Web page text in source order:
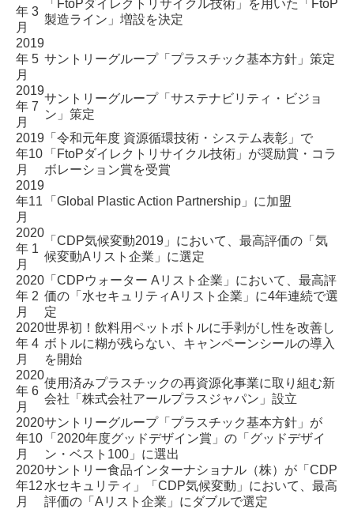
年 3
月
「FtoPダイレクトリサイクル技術」を用いた
「FtoP
製造ライン」増設を決定
2019
年 5
月
サントリーグループ「プラスチック基本方針」 策定
2019
年 7
月
サントリーグループ「サステナビリティ・ビジョ
ン」 策定
2019
年10
月
「令和元年度 資源循環技術・システム表彰」で
「FtoPダイレクトリサイクル技術」が奨励賞・コラ
ボレーション賞を受賞
2019
年11
月
「Global Plastic Action Partnership」に加盟
2020
年 1
月
「CDP気候変動2019」において、 最高評価の「気
候変動Aリスト企業」に選定
2020
年 2
月
「CDPウォーター Aリスト企業」において、 最高評
価の「水セキュリティAリスト企業」に4年連続で選
定
2020
年 4
月
世界初！ 飲料用ペットボトルに手剥がし性を改善し
ボトルに糊が残らない、キャンペーンシールの導入
を開始
2020
年 6
月
使用済みプラスチックの再資源化事業に取り組む新
会社 「株式会社アールプラスジャパン」設立
2020
年10
月
サントリーグループ「プラスチック基本方針」が
「2020年度グッドデザイン賞」の「グッドデザイ
ン・ベスト100」に選出
2020
年12
月
サントリー食品インターナショナル（株）が 「CDP
水セキュリティ」「CDP気候変動」において、最高
評価の「Aリスト企業」にダブルで選定